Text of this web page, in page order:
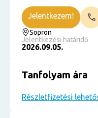
Sopron
Jelentkezési határidő
2026.09.05.
Jelentkezem!
Tanfolyam ára
Részletfizetési